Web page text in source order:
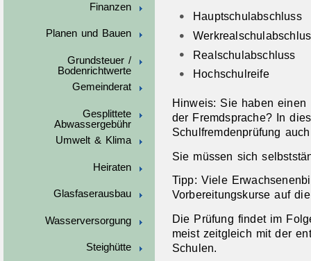
Finanzen
Planen und Bauen
Grundsteuer /
Bodenrichtwerte
Gemeinderat
Gesplittete
Abwassergebühr
Umwelt & Klima
Heiraten
Glasfaserausbau
Wasserversorgung
Steighütte
Hauptschulabschluss
Realschulabschluss
Hochschulreife
Hinweis: Sie haben einen
der Fremdsprache? In
Schulfremdenprüfung
Sie müssen sich
Tipp: Viele
Vorbereitungskurse auf
Die Prüfung findet im
meist zeitgleich mit der
Schulen.